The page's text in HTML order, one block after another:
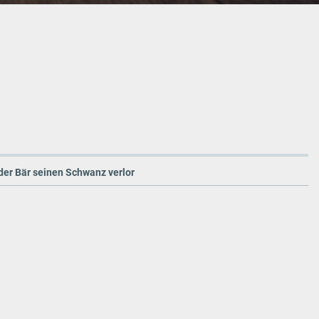
Bär seinen Schwanz verlor